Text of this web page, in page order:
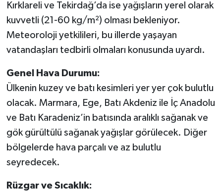
Kırklareli ve Tekirdağ’da ise yağışların yerel olarak
kuvvetli (21-60 kg/m²) olması bekleniyor.
Meteoroloji yetkilileri, bu illerde yaşayan
vatandaşları tedbirli olmaları konusunda uyardı.
Genel Hava Durumu:
Ülkenin kuzey ve batı kesimleri yer yer çok bulutlu
olacak. Marmara, Ege, Batı Akdeniz ile İç Anadolu
ve Batı Karadeniz’in batısında aralıklı sağanak ve
gök gürültülü sağanak yağışlar görülecek. Diğer
bölgelerde hava parçalı ve az bulutlu
seyredecek.
Rüzgar ve Sıcaklık: